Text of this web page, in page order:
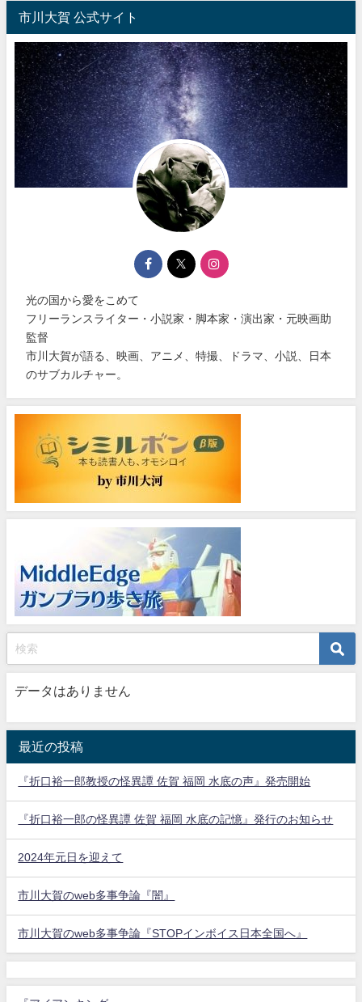
市川大賀 公式サイト
光の国から愛をこめて
フリーランスライター・小説家・脚本家・演出家・元映画助
監督
市川大賀が語る、映画、アニメ、特撮、ドラマ、小説、日本
のサブカルチャー。
データはありません
最近の投稿
『折口裕一郎教授の怪異譚 佐賀 福岡 水底の声』発売開始
『折口裕一郎の怪異譚 佐賀 福岡 水底の記憶』発行のお知らせ
2024年元日を迎えて
市川大賀のweb多事争論『闇』
市川大賀のweb多事争論『STOPインボイス日本全国へ』